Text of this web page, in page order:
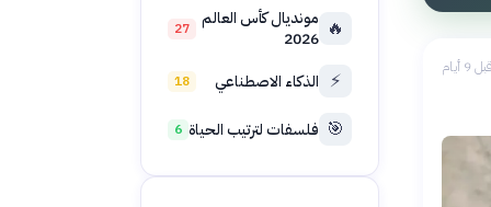
قبل 9 أيام
🔥 مونديال كأس العالم
2026
27
⚡ الذكاء الاصطناعي 18
🎯 فلسفات لترتيب الحياة 6